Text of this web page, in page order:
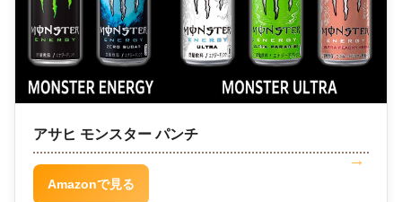
アサヒ モンスター パンチ
Amazonで見る